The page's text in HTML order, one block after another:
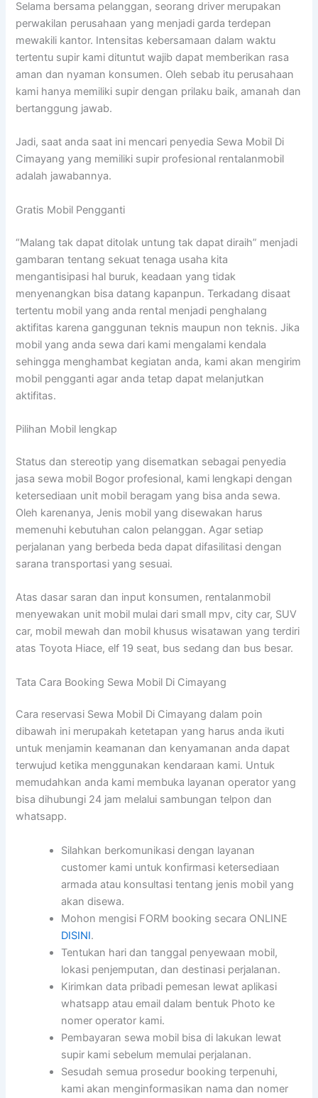
Selama bersama pelanggan, seorang driver merupakan
perwakilan perusahaan yang menjadi garda terdepan
mewakili kantor. Intensitas kebersamaan dalam waktu
tertentu supir kami dituntut wajib dapat memberikan rasa
aman dan nyaman konsumen. Oleh sebab itu perusahaan
kami hanya memiliki supir dengan prilaku baik, amanah dan
bertanggung jawab.
Jadi, saat anda saat ini mencari penyedia Sewa Mobil Di
Cimayang yang memiliki supir profesional rentalanmobil
adalah jawabannya.
Gratis Mobil Pengganti
“Malang tak dapat ditolak untung tak dapat diraih” menjadi
gambaran tentang sekuat tenaga usaha kita
mengantisipasi hal buruk, keadaan yang tidak
menyenangkan bisa datang kapanpun. Terkadang disaat
tertentu mobil yang anda rental menjadi penghalang
aktifitas karena ganggunan teknis maupun non teknis. Jika
mobil yang anda sewa dari kami mengalami kendala
sehingga menghambat kegiatan anda, kami akan mengirim
mobil pengganti agar anda tetap dapat melanjutkan
aktifitas.
Pilihan Mobil lengkap
Status dan stereotip yang disematkan sebagai penyedia
jasa sewa mobil Bogor profesional, kami lengkapi dengan
ketersediaan unit mobil beragam yang bisa anda sewa.
Oleh karenanya, Jenis mobil yang disewakan harus
memenuhi kebutuhan calon pelanggan. Agar setiap
perjalanan yang berbeda beda dapat difasilitasi dengan
sarana transportasi yang sesuai.
Atas dasar saran dan input konsumen, rentalanmobil
menyewakan unit mobil mulai dari small mpv, city car, SUV
car, mobil mewah dan mobil khusus wisatawan yang terdiri
atas Toyota Hiace, elf 19 seat, bus sedang dan bus besar.
Tata Cara Booking Sewa Mobil Di Cimayang
Cara reservasi Sewa Mobil Di Cimayang dalam poin
dibawah ini merupakah ketetapan yang harus anda ikuti
untuk menjamin keamanan dan kenyamanan anda dapat
terwujud ketika menggunakan kendaraan kami. Untuk
memudahkan anda kami membuka layanan operator yang
bisa dihubungi 24 jam melalui sambungan telpon dan
whatsapp.
Silahkan berkomunikasi dengan layanan
customer kami untuk konfirmasi ketersediaan
armada atau konsultasi tentang jenis mobil yang
akan disewa.
Mohon mengisi FORM booking secara ONLINE
DISINI.
Tentukan hari dan tanggal penyewaan mobil,
lokasi penjemputan, dan destinasi perjalanan.
Kirimkan data pribadi pemesan lewat aplikasi
whatsapp atau email dalam bentuk Photo ke
nomer operator kami.
Pembayaran sewa mobil bisa di lakukan lewat
supir kami sebelum memulai perjalanan.
Sesudah semua prosedur booking terpenuhi,
kami akan menginformasikan nama dan nomer